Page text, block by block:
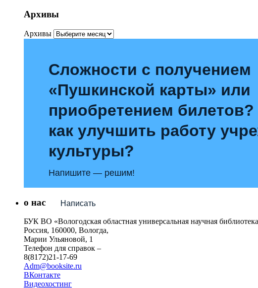
Архивы
Архивы
Сложности с получением
«Пушкинской карты» или
приобретением билетов?
как улучшить работу
культуры?
Напишите — решим!
Написать
о нас
БУК ВО «Вологодская областная универсальная научная
Россия, 160000, Вологда,
Марии Ульяновой, 1
Телефон для справок –
8(8172)21-17-69
Adm@booksite.ru
ВКонтакте
Видеохостинг